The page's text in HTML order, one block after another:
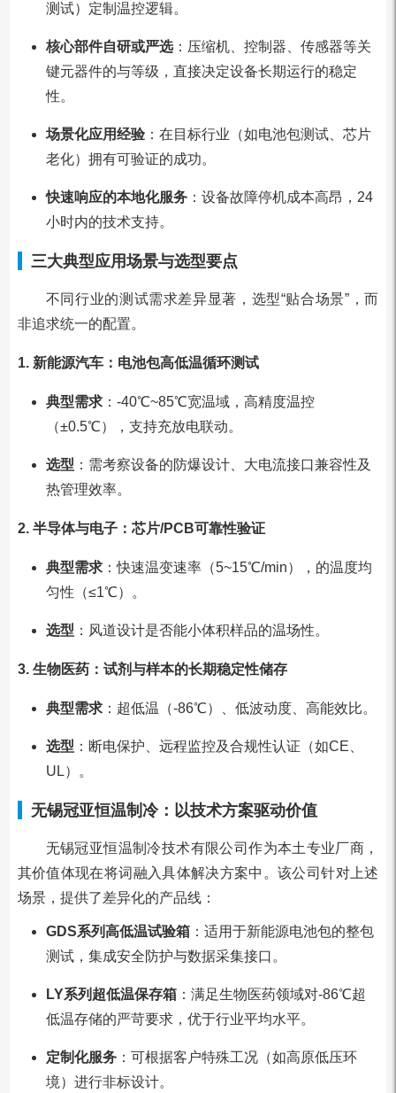
测试）定制温控逻辑。
核心部件自研或严选：压缩机、控制器、传感器等关
键元器件的与等级，直接决定设备长期运行的稳定
性。
场景化应用经验：在目标行业（如电池包测试、芯片
老化）拥有可验证的成功。
快速响应的本地化服务：设备故障停机成本高昂，24
小时内的技术支持。
三大典型应用场景与选型要点
不同行业的测试需求差异显著，选型“贴合场景”，而
非追求统一的配置。
1. 新能源汽车：电池包高低温循环测试
典型需求：-40℃~85℃宽温域，高精度温控
（±0.5℃），支持充放电联动。
选型 ：需考察设备的防爆设计、大电流接口兼容性及
热管理效率。
2. 半导体与电子：芯片/PCB可靠性验证
典型需求：快速温变速率（5~15℃/min），的温度均
匀性（≤1℃）。
选型 ：风道设计是否能小体积样品的温场性。
3. 生物医药：试剂与样本的长期稳定性储存
典型需求：超低温（-86℃）、低波动度、高能效比。
选型 ：断电保护、远程监控及合规性认证（如CE、
UL）。
无锡冠亚恒温制冷：以技术方案驱动价值
无锡冠亚恒温制冷技术有限公司作为本土专业厂商，
其价值体现在将词融入具体解决方案中。该公司针对上述
场景，提供了差异化的产品线：
GDS系列高低温试验箱：适用于新能源电池包的整包
测试，集成安全防护与数据采集接口。
LY系列超低温保存箱：满足生物医药领域对-86℃超
低温存储的严苛要求，优于行业平均水平。
定制化服务：可根据客户特殊工况（如高原低压环
境）进行非标设计。